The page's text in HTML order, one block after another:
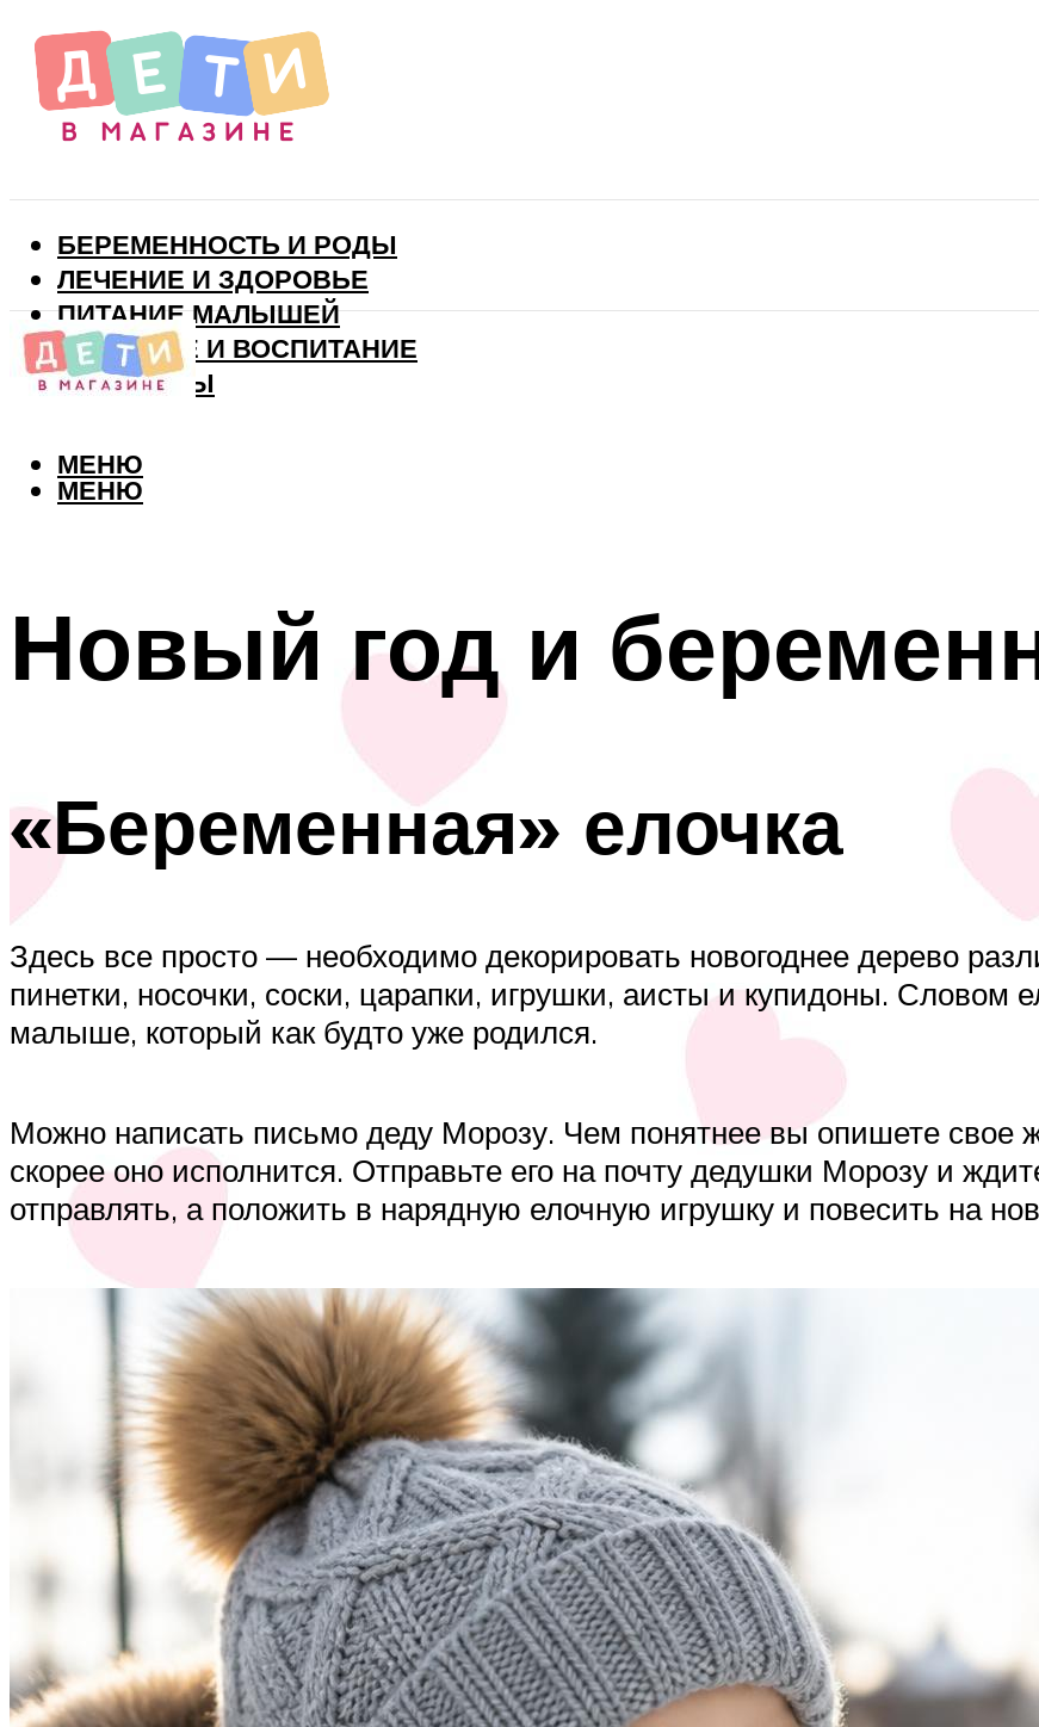
БЕРЕМЕННОСТЬ И РОДЫ
ЛЕЧЕНИЕ И ЗДОРОВЬЕ
ПИТАНИЕ МАЛЫШЕЙ
РАЗВИТИЕ И ВОСПИТАНИЕ
ВИТАМИНЫ
МЕНЮ
МЕНЮ
Новый год и
«Беременная» елочка
Здесь все просто — необходимо декорировать новогоднее дерево
пинетки, носочки, соски, царапки, игрушки, аисты и купидоны. Словом
малыше, который как будто уже родился.
Можно написать письмо деду Морозу. Чем понятнее вы опишете
скорее оно исполнится. Отправьте его на почту дедушки Морозу и
отправлять, а положить в нарядную елочную игрушку и повесить на